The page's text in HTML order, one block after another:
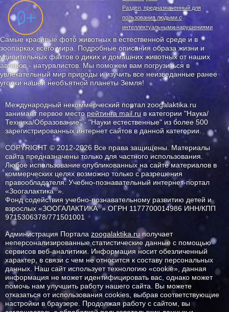
Раздел, предназначенный для
пользования людьми с
интеллектуальными нарушениями
Самые красивые фото животных в естественной среде и в
зоопарках всего мира. Подробные описания образа жизни и
удивительных фактов о диких и домашних животных от наших
авторов - натуралистов. Мы поможем вам погрузиться в
увлекательный мир природы и изучить все неизведанные ранее
уголки нашей необъятной планеты Земля!
Международный некоммерческий портал zoogalaktika.ru
занимает первое месторейтинга mail.ru в категории "Наука/
Техника/Образование" - "Науки естественные" из более 500
зарегистрированных интернет сайтов в данной категории.
COPYRIGHT © 2012-2026 Все права защищены. Материалы
сайта предназначены только для частного использования.
Любое использование опубликованных на сайте материалов в
коммерческих целях возможно только с разрешения
правообладателя: Учебно-познавательный интернет-портал
«Зоогалактика®».
Фонд содействия учебно-познавательному развитию детей и
взрослых «ЗООГАЛАКТИКА®» ОГРН 1177700014986 ИНН/КПП
9715306378/771501001
Администрация Портала zoogalaktika.ruполучает
неперсонализированные статистические данные с помощью
сервисов веб-аналитики. Информация носит обезличенный
характер, в связи с чем не относится к составу персональных
данных. Наш сайт использует технологию «cookie», данная
информация не может идентифицировать вас, однако может
помочь нам улучшить работу нашего сайта. Вы можете
отказаться от использования cookies, выбрав соответствующие
настройки в браузере. Продолжая работу с сайтом, вы